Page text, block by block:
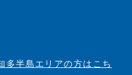
多半島エリアの方はこち